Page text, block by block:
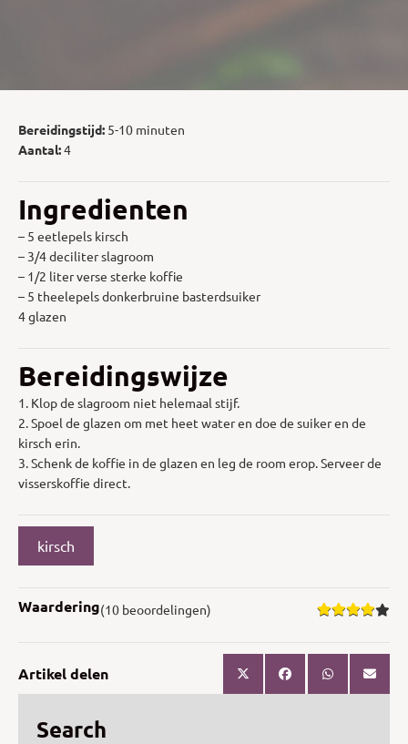
Bereidingstijd: 5-10 minuten
Aantal:4
Ingredienten
– 5 eetlepels kirsch
– 3/4 deciliter slagroom
– 1/2 liter verse sterke koffie
– 5 theelepels donkerbruine basterdsuiker
4 glazen
Bereidingswijze
1. Klop de slagroom niet helemaal stijf.
2. Spoel de glazen om met heet water en doe de suiker en de
kirsch erin.
3. Schenk de koffie in de glazen en leg de room erop. Serveer de
visserskoffie direct.
kirsch
Waardering(10 beoordelingen)
Artikel delen
Search